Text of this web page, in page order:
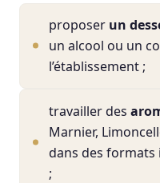
proposer un
un alcool ou un
l’établissement ;
travailler des
Marnier,
dans des formats
;